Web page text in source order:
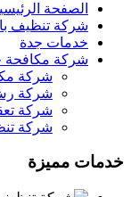
الصفحة
شركة تنظيف
خدمات جدة
شركة مكافحة
شركة
شركة
شركة
شركة
خدمات مميزة